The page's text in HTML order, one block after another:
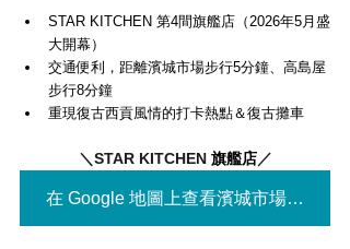
STAR KITCHEN 第4間旗艦店（2026年5月盛
大開幕）
交通便利，距離濱城市場步行5分鐘、高島屋
步行8分鐘
重現復古西貢風情的打卡熱點＆復古攤車
＼STAR KITCHEN 旗艦店／
在 Google 地圖上查看濱城市場店▶